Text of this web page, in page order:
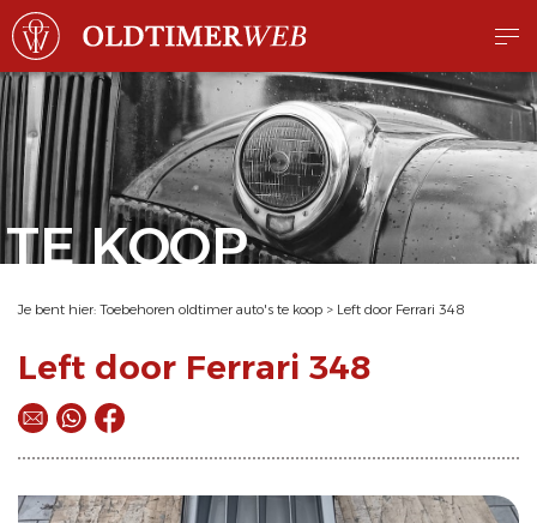
TE KOOP
Je bent hier: Toebehoren oldtimer auto's te koop > Left door Ferrari 348
Left door Ferrari 348